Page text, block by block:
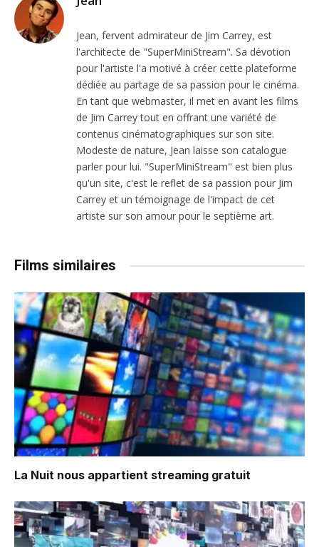
Jean, fervent admirateur de Jim Carrey, est
l'architecte de "SuperMiniStream". Sa dévotion
pour l'artiste l'a motivé à créer cette plateforme
dédiée au partage de sa passion pour le cinéma.
En tant que webmaster, il met en avant les films
de Jim Carrey tout en offrant une variété de
contenus cinématographiques sur son site.
Modeste de nature, Jean laisse son catalogue
parler pour lui. "SuperMiniStream" est bien plus
qu'un site, c'est le reflet de sa passion pour Jim
Carrey et un témoignage de l'impact de cet
artiste sur son amour pour le septième art.
Films similaires
La Nuit nous appartient streaming gratuit